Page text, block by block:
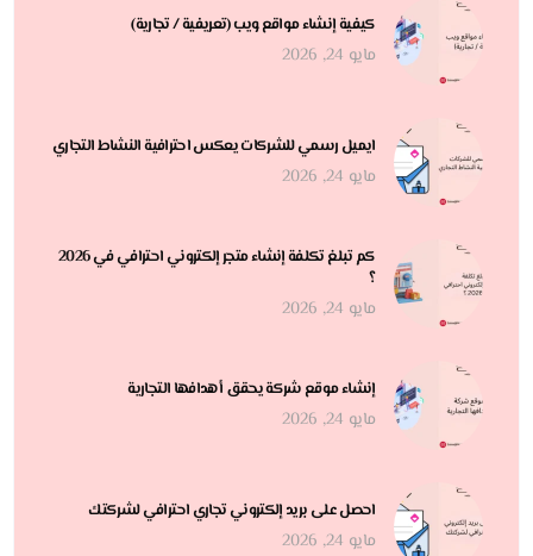
كيفية إنشاء مواقع ويب (تعريفية / تجارية)
مايو 24, 2026
ايميل رسمي للشركات يعكس احترافية النشاط التجاري
مايو 24, 2026
كم تبلغ تكلفة إنشاء متجر إلكتروني احترافي في 2026
؟
مايو 24, 2026
إنشاء موقع شركة يحقق أهدافها التجارية
مايو 24, 2026
احصل على بريد إلكتروني تجاري احترافي لشركتك
مايو 24, 2026